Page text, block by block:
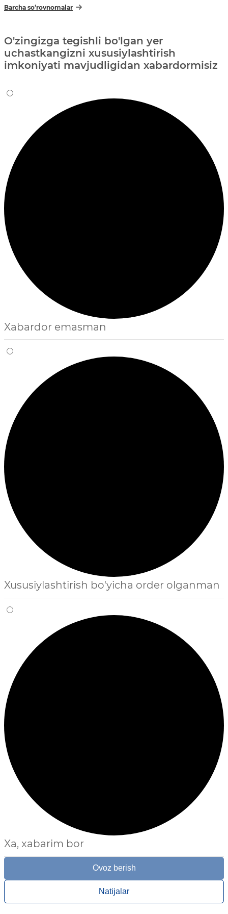
Barcha so‘rovnomalar
O'zingizga tegishli bo'lgan yer
uchastkangizni xususiylashtirish
imkoniyati mavjudligidan xabardormisiz
Xabardor emasman
Xususiylashtirish bo'yicha order olganman
Xa, xabarim bor
Ovoz berish
Natijalar